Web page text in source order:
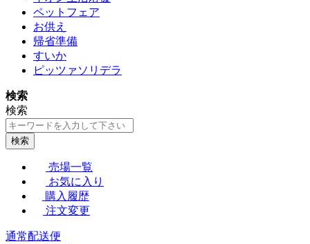
ペットフェア
お供え
帰省準備
すいか
ピッツァソリデラ
検索
検索
検索
売場一覧
お気に入り
購入履歴
注文変更
通常配送便